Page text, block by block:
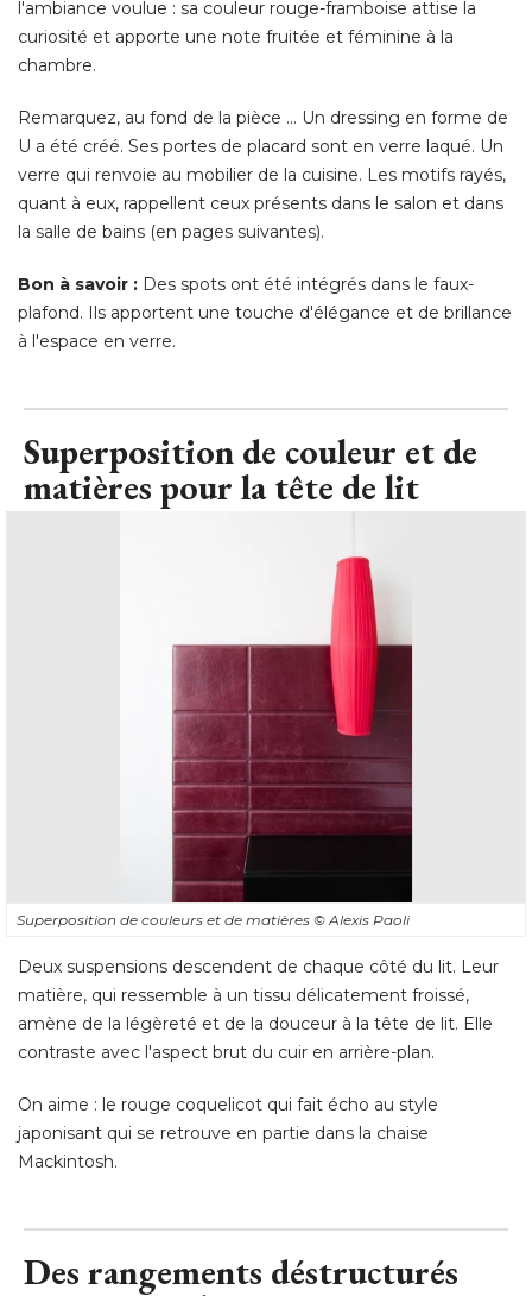
l'ambiance voulue : sa couleur rouge-framboise attise la
curiosité et apporte une note fruitée et féminine à la
chambre.
Remarquez, au fond de la pièce ... Un dressing en forme de
U a été créé. Ses portes de placard sont en verre laqué. Un
verre qui renvoie au mobilier de la cuisine. Les motifs rayés,
quant à eux, rappellent ceux présents dans le salon et dans
la salle de bains (en pages suivantes).
Bon à savoir : Des spots ont été intégrés dans le faux-
plafond. Ils apportent une touche d'élégance et de brillance
à l'espace en verre.
Superposition de couleur et de
matières pour la tête de lit
Superposition de couleurs et de matières © Alexis Paoli
Deux suspensions descendent de chaque côté du lit. Leur
matière, qui ressemble à un tissu délicatement froissé,
amène de la légèreté et de la douceur à la tête de lit. Elle
contraste avec l'aspect brut du cuir en arrière-plan.
On aime : le rouge coquelicot qui fait écho au style
japonisant qui se retrouve en partie dans la chaise
Mackintosh.
Des rangements déstructurés